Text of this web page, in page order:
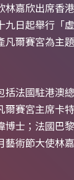
林嘉欣出席香
九日起舉行「
凡爾賽宮為主
括法國駐港澳
爾賽宮主席卡
博士；法國巴
藝術節大使林